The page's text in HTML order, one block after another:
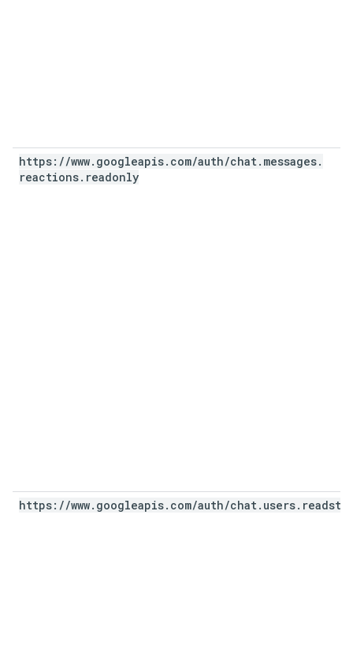
https: //www. googleapis. com/auth/chat. messages.
reactions. readonly
https: //www. googleapis. com/auth/chat. users.